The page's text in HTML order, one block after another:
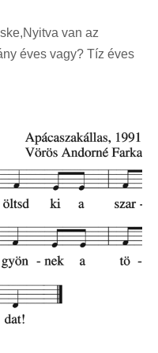
van az
éves vagy? Tíz éves